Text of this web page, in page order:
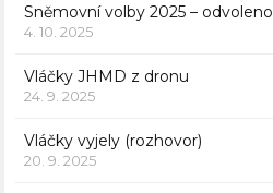
Sněmovní volby 2025 – odvoleno
4. 10. 2025
Vláčky JHMD z dronu
24. 9. 2025
Vláčky vyjely (rozhovor)
20. 9. 2025